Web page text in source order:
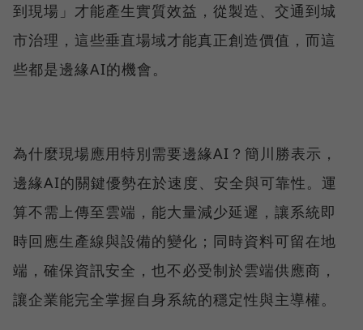
到現場」才能產生實質效益，從製造、交通到城
市治理，這些垂直場域才能真正創造價值，而這
些都是邊緣AI的機會。
為什麼現場應用特別需要邊緣AI？簡川勝表示，
邊緣AI的關鍵優勢在於速度、安全與可靠性。運
算不需上傳至雲端，能大量減少延遲，讓系統即
時回應生產線與設備的變化；同時資料可留在地
端，確保資訊安全，也不必受制於雲端供應商，
讓企業能完全掌握自身系統的穩定性與主導權。